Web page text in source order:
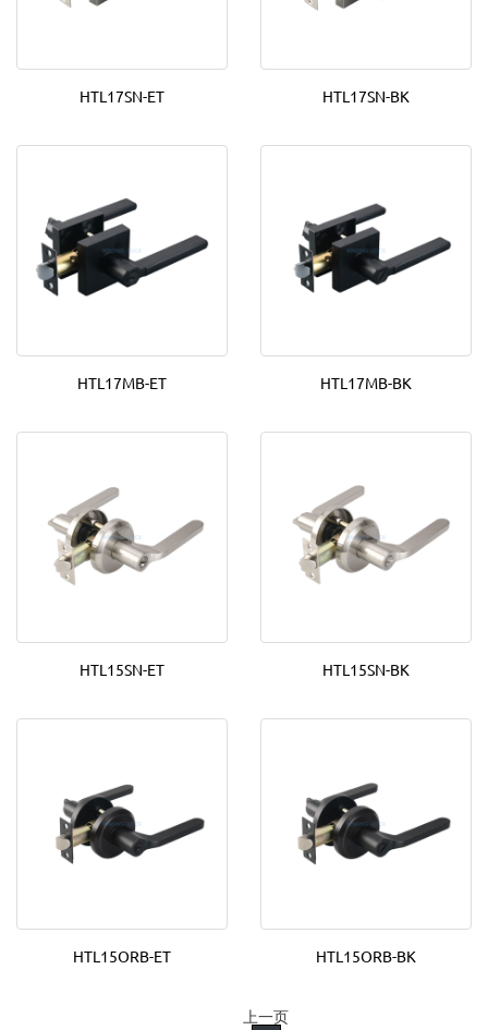
HTL17SN-ET HTL17SN-BK
HTL17MB-ET HTL17MB-BK
HTL15SN-ET HTL15SN-BK
HTL15ORB-ET HTL15ORB-BK
上一页